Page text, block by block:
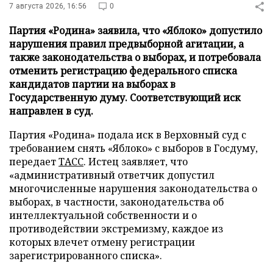
7 августа 2026, 16:56 0
Партия «Родина» заявила, что «Яблоко» допустило
нарушения правил предвыборной агитации, а
также законодательства о выборах, и потребовала
отменить регистрацию федерального списка
кандидатов партии на выборах в
Государственную думу. Соответствующий иск
направлен в суд.
Партия «Родина» подала иск в Верховный суд с
требованием снять «Яблоко» с выборов в Госдуму,
передаетТАСС. Истец заявляет, что
«административный ответчик допустил
многочисленные нарушения законодательства о
выборах, в частности, законодательства об
интеллектуальной собственности и о
противодействии экстремизму, каждое из
которых влечет отмену регистрации
зарегистрированного списка».